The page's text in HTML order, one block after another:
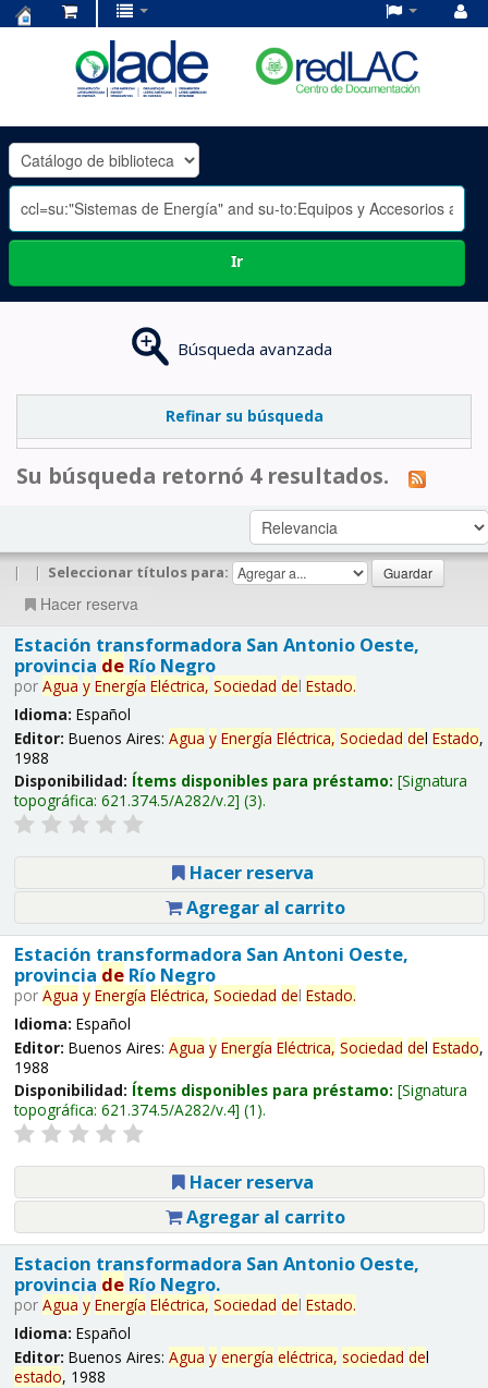
OLADE
-
Ir
Búsqueda avanzada
Refinar su búsqueda
Su búsqueda retornó 4 resultados.
| | Seleccionar títulos para:
Hacer reserva
Estación transformadora San Antonio Oeste,
provincia deRío Negro
por Agua y Energía Eléctrica, Sociedad del Estado.
Idioma: Español
Editor: Buenos Aires: Agua y Energía Eléctrica, Sociedad del Estado,
1988
Disponibilidad: Ítems disponibles para préstamo: Signatura
topográfica: 621.374.5/A282/v.2 (3).
Hacer reserva
Agregar al carrito
Estación transformadora San Antoni Oeste,
provincia deRío Negro
por Agua y Energía Eléctrica, Sociedad del Estado.
Idioma: Español
Editor: Buenos Aires: Agua y Energía Eléctrica, Sociedad del Estado,
1988
Disponibilidad: Ítems disponibles para préstamo: Signatura
topográfica: 621.374.5/A282/v.4 (1).
Hacer reserva
Agregar al carrito
Estacion transformadora San Antonio Oeste,
provincia deRío Negro.
por Agua y Energía Eléctrica, Sociedad del Estado.
Idioma: Español
Editor: Buenos Aires: Agua y energía eléctrica, sociedad del
estado, 1988